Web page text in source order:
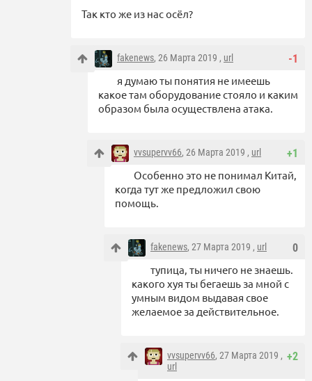
Так кто же из нас осёл?
-1
fakenews, 26 Марта 2019 , url
я думаю ты понятия не имеешь
какое там оборудование стояло и каким
образом была осуществлена атака.
+1
vvsupervv66, 26 Марта 2019 , url
Особенно это не понимал Китай,
когда тут же предложил свою
помощь.
0
fakenews, 27 Марта 2019 , url
тупица, ты ничего не знаешь.
какого хуя ты бегаешь за мной с
умным видом выдавая свое
желаемое за действительное.
+2
vvsupervv66, 27 Марта 2019 ,
url